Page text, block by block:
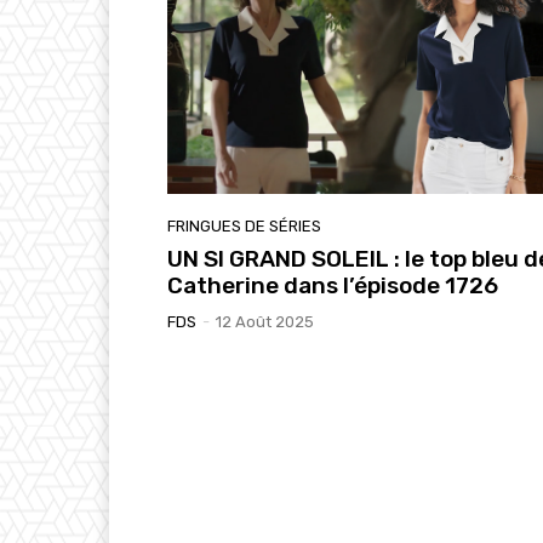
FRINGUES DE SÉRIES
UN SI GRAND SOLEIL : le top bleu
Catherine dans l’épisode 1726
FDS - 12 Août 2025